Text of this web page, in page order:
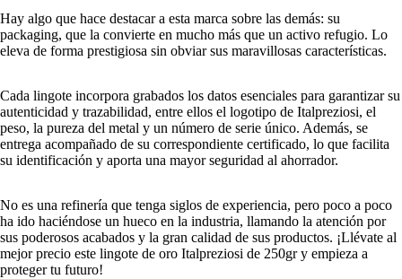
Hay algo que hace destacar a esta marca sobre las demás: su
packaging, que la convierte en mucho más que un activo refugio. Lo
eleva de forma prestigiosa sin obviar sus maravillosas características.
Cada lingote incorpora grabados los datos esenciales para garantizar su
autenticidad y trazabilidad, entre ellos el logotipo de Italpreziosi, el
peso, la pureza del metal y un número de serie único. Además, se
entrega acompañado de su correspondiente certificado, lo que facilita
su identificación y aporta una mayor seguridad al ahorrador.
No es una refinería que tenga siglos de experiencia, pero poco a poco
ha ido haciéndose un hueco en la industria, llamando la atención por
sus poderosos acabados y la gran calidad de sus productos. ¡Llévate al
mejor precio este lingote de oro Italpreziosi de 250gr y empieza a
proteger tu futuro!